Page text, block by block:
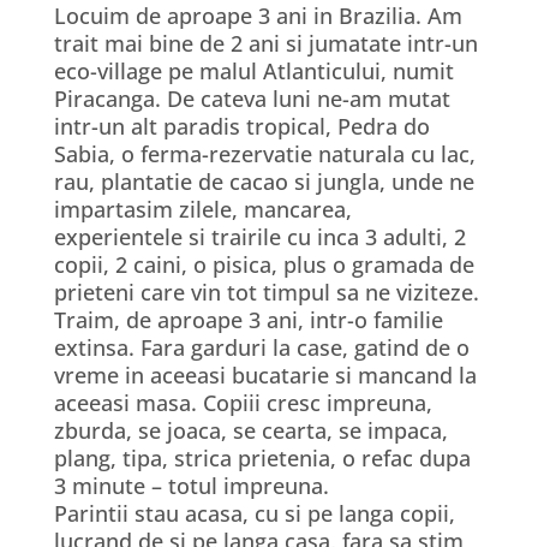
Locuim de aproape 3 ani in Brazilia. Am
trait mai bine de 2 ani si jumatate intr-un
eco-village pe malul Atlanticului, numit
Piracanga. De cateva luni ne-am mutat
intr-un alt paradis tropical, Pedra do
Sabia, o ferma-rezervatie naturala cu lac,
rau, plantatie de cacao si jungla, unde ne
impartasim zilele, mancarea,
experientele si trairile cu inca 3 adulti, 2
copii, 2 caini, o pisica, plus o gramada de
prieteni care vin tot timpul sa ne viziteze.
Traim, de aproape 3 ani, intr-o familie
extinsa. Fara garduri la case, gatind de o
vreme in aceeasi bucatarie si mancand la
aceeasi masa. Copiii cresc impreuna,
zburda, se joaca, se cearta, se impaca,
plang, tipa, strica prietenia, o refac dupa
3 minute – totul impreuna.
Parintii stau acasa, cu si pe langa copii,
lucrand de si pe langa casa, fara sa stim